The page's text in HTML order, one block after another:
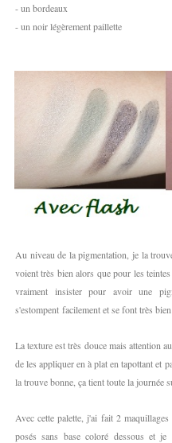
- un bordeaux
- un noir légèrement paillette
Au niveau de la pigmentation, je la
voient très bien alors que pour les
vraiment insister pour avoir une
s'estompent facilement et se font très
La texture est très douce mais attention
de les appliquer en à plat en tapottant et
la trouve bonne, ça tient toute la journée
Avec cette palette, j'ai fait 2
posés sans base coloré dessous et